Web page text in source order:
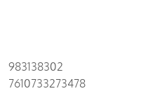
983138302
7610733273478